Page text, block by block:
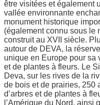
être visitées et également
vallée environnante
monument historique
(également connu sous le
construit au XVII siècle.
autour de DEVA, la
unique en Europe pour sa
et de plantes à fleurs. Le
Deva, sur les rives de la
de bois et de prairies, 250
d’arbres et de plantes à
l’Amérique du Nord, ainsi